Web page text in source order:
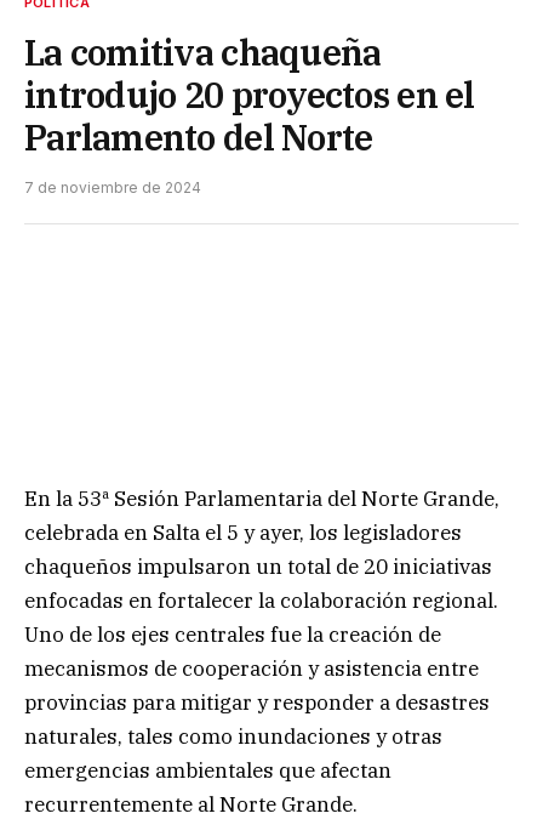
La comitiva chaqueña
introdujo 20 proyectos en el
Parlamento del Norte
7 de noviembre de 2024
En la 53ª Sesión Parlamentaria del Norte Grande,
celebrada en Salta el 5 y ayer, los legisladores
chaqueños impulsaron un total de 20 iniciativas
enfocadas en fortalecer la colaboración regional.
Uno de los ejes centrales fue la creación de
mecanismos de cooperación y asistencia entre
provincias para mitigar y responder a desastres
naturales, tales como inundaciones y otras
emergencias ambientales que afectan
recurrentemente al Norte Grande.